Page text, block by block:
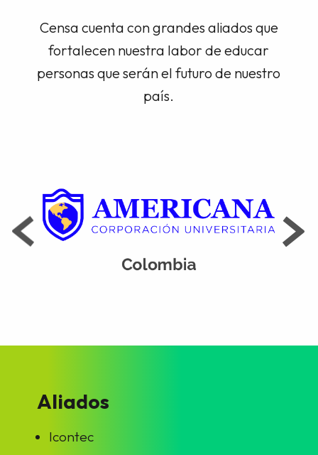
Censa cuenta con grandes aliados que
fortalecen nuestra labor de educar
personas que serán el futuro de nuestro
país.
Aliados
Icontec